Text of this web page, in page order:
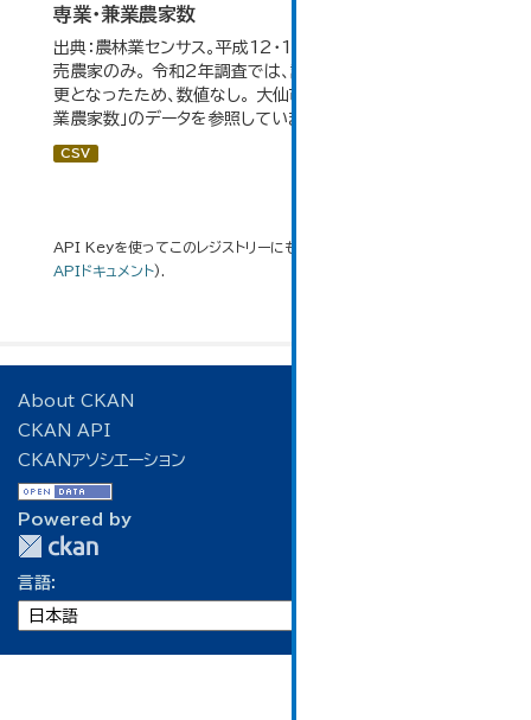
専業・兼業農家数
出典：農林業センサス。平成12・17・22・27年数値は、販
売農家のみ。 令和2年調査では、調査項目・集計体系が変
更となったため、数値なし。 大仙市の統計「3-3 専業・兼
業農家数」のデータを参照しています。
CSV
API Keyを使ってこのレジストリーにもアクセス可能です
APIドキュメント).
About CKAN
CKAN API
CKANアソシエーション
Powered by
言語